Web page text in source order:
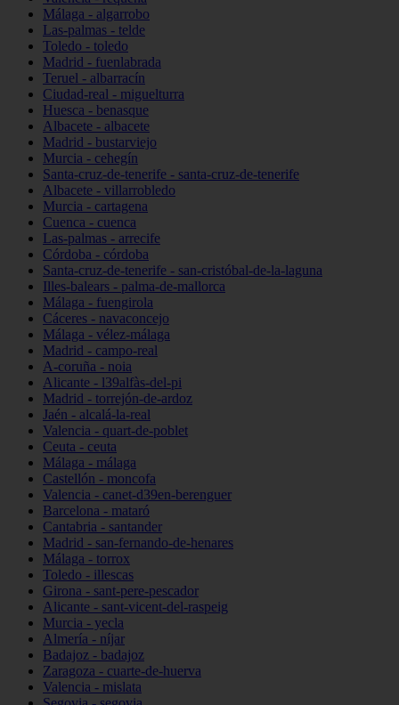
Málaga - algarrobo
Las-palmas - telde
Toledo - toledo
Madrid - fuenlabrada
Teruel - albarracín
Ciudad-real - miguelturra
Huesca - benasque
Albacete - albacete
Madrid - bustarviejo
Murcia - cehegín
Santa-cruz-de-tenerife - santa-cruz-de-tenerife
Albacete - villarrobledo
Murcia - cartagena
Cuenca - cuenca
Las-palmas - arrecife
Córdoba - córdoba
Santa-cruz-de-tenerife - san-cristóbal-de-la-laguna
Illes-balears - palma-de-mallorca
Málaga - fuengirola
Cáceres - navaconcejo
Málaga - vélez-málaga
Madrid - campo-real
A-coruña - noia
Alicante - l39alfàs-del-pi
Madrid - torrejón-de-ardoz
Jaén - alcalá-la-real
Valencia - quart-de-poblet
Ceuta - ceuta
Málaga - málaga
Castellón - moncofa
Valencia - canet-d39en-berenguer
Barcelona - mataró
Cantabria - santander
Madrid - san-fernando-de-henares
Málaga - torrox
Toledo - illescas
Girona - sant-pere-pescador
Alicante - sant-vicent-del-raspeig
Murcia - yecla
Almería - níjar
Badajoz - badajoz
Zaragoza - cuarte-de-huerva
Valencia - mislata